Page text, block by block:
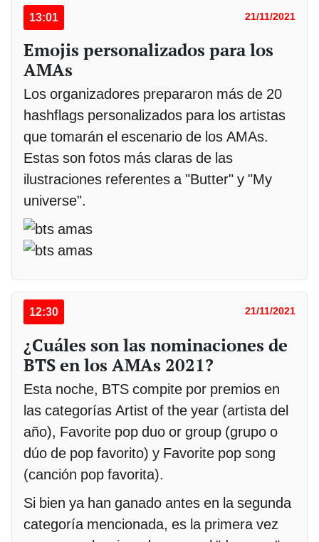
13:01 21/11/2021
Emojis personalizados para los
AMAs
Los organizadores prepararon más de 20
hashflags personalizados para los artistas
que tomarán el escenario de los AMAs.
Estas son fotos más claras de las
ilustraciones referentes a "Butter" y "My
universe".
12:30 21/11/2021
¿Cuáles son las nominaciones de
BTS en los AMAs 2021?
Esta noche, BTS compite por premios en
las categorías Artist of the year (artista del
año), Favorite pop duo or group (grupo o
dúo de pop favorito) y Favorite pop song
(canción pop favorita).
Si bien ya han ganado antes en la segunda
categoría mencionada, es la primera vez